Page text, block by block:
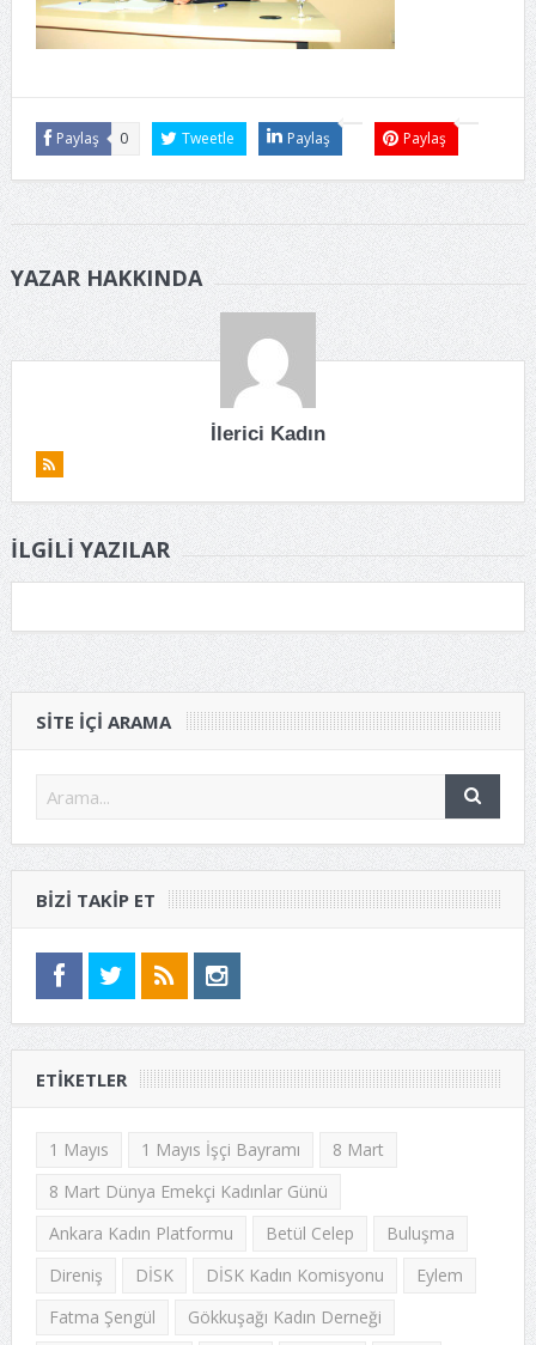
Paylaş 0 Tweetle Paylaş Paylaş
YAZAR HAKKINDA
İlerici Kadın
İLGILI YAZILAR
SITE IÇI ARAMA
BIZI TAKIP ET
ETIKETLER
1 Mayıs 1 Mayıs İşçi Bayramı
8 Mart
8 Mart Dünya Emekçi Kadınlar Günü
Ankara Kadın Platformu
Betül Celep
Buluşma
Direniş
DİSK DİSK Kadın Komisyonu
Eylem
Fatma Şengül
Gökkuşağı Kadın Derneği